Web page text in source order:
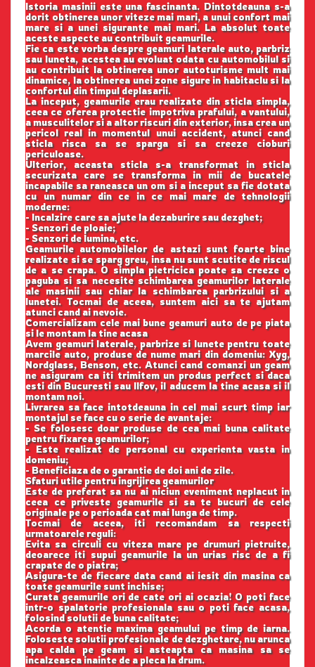
Istoria masinii este una fascinanta. Dintotdeauna s-a
dorit obtinerea unor viteze mai mari, a unui confort mai
mare si a unei sigurante mai mari. La absolut toate
aceste aspecte au contribuit geamurile.
Fie ca este vorba despre geamuri laterale auto, parbriz
sau luneta, acestea au evoluat odata cu automobilul si
au contribuit la obtinerea unor autoturisme mult mai
dinamice, la obtinerea unei zone sigure in habitaclu si la
confortul din timpul deplasarii.
La inceput, geamurile erau realizate din sticla simpla,
ceea ce oferea protectie impotriva prafului, a vantului,
a musculitelor si a altor riscuri din exterior, insa crea un
pericol real in momentul unui accident, atunci cand
sticla risca sa se sparga si sa creeze cioburi
periculoase.
Ulterior, aceasta sticla s-a transformat in sticla
securizata care se transforma in mii de bucatele
incapabile sa raneasca un om si a inceput sa fie dotata
cu un numar din ce in ce mai mare de tehnologii
moderne:
- Incalzire care sa ajute la dezaburire sau dezghet;
- Senzori de ploaie;
- Senzori de lumina, etc.
Geamurile automobilelor de astazi sunt foarte bine
realizate si se sparg greu, insa nu sunt scutite de riscul
de a se crapa. O simpla pietricica poate sa creeze o
paguba si sa necesite schimbarea geamurilor laterale
ale masinii sau chiar la schimbarea parbrizului si a
lunetei. Tocmai de aceea, suntem aici sa te ajutam
atunci cand ai nevoie.
Comercializam cele mai bune geamuri auto de pe piata
si le montam la tine acasa
Avem geamuri laterale, parbrize si lunete pentru toate
marcile auto, produse de nume mari din domeniu: Xyg,
Nordglass, Benson, etc. Atunci cand comanzi un geam
ne asiguram ca iti trimitem un produs perfect si daca
esti din Bucuresti sau Ilfov, il aducem la tine acasa si il
montam noi.
Livrarea sa face intotdeauna in cel mai scurt timp iar
montajul se face cu o serie de avantaje:
- Se folosesc doar produse de cea mai buna calitate
pentru fixarea geamurilor;
- Este realizat de personal cu experienta vasta in
domeniu;
- Beneficiaza de o garantie de doi ani de zile.
Sfaturi utile pentru ingrijirea geamurilor
Este de preferat sa nu ai niciun eveniment neplacut in
ceea ce priveste geamurile si sa te bucuri de cele
originale pe o perioada cat mai lunga de timp.
Tocmai de aceea, iti recomandam sa respecti
urmatoarele reguli:
Evita sa circuli cu viteza mare pe drumuri pietruite,
deoarece iti supui geamurile la un urias risc de a fi
crapate de o piatra;
Asigura-te de fiecare data cand ai iesit din masina ca
toate geamurile sunt inchise;
Curata geamurile ori de cate ori ai ocazia! O poti face
intr-o spalatorie profesionala sau o poti face acasa,
folosind solutii de buna calitate;
Acorda o atentie maxima geamului pe timp de iarna.
Foloseste solutii profesionale de dezghetare, nu arunca
apa calda pe geam si asteapta ca masina sa se
incalzeasca inainte de a pleca la drum.